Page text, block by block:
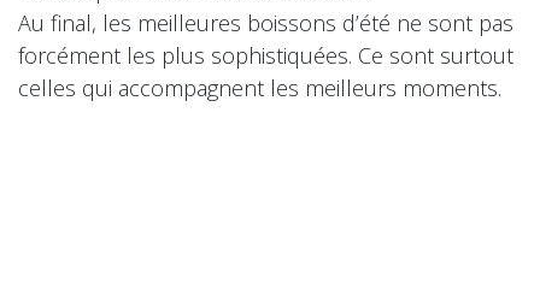
Au final, les meilleures boissons d’été ne sont pas
forcément les plus sophistiquées. Ce sont surtout
celles qui accompagnent les meilleurs moments.